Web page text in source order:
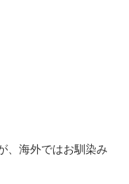
、海外ではお馴染み